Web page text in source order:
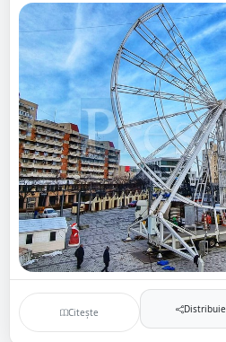
Citește Distribuie